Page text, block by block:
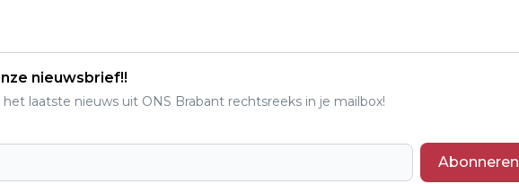
nieuwsbrief!!
laatste nieuws uit ONS Brabant rechtsreeks in je mailbox!
Abonneren